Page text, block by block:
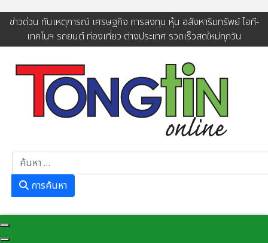
ข่าวด่วน ทันเหตุการณ์ เศรษฐกิจ การลงทุน หุ้น อสังหาริมทรัพย์ ไอที-
เทคโนฯ รถยนต์ ท่องเที่ยว ต่างประเทศ รวดเร็วสดใหม่ทุกวัน
การค้นหา